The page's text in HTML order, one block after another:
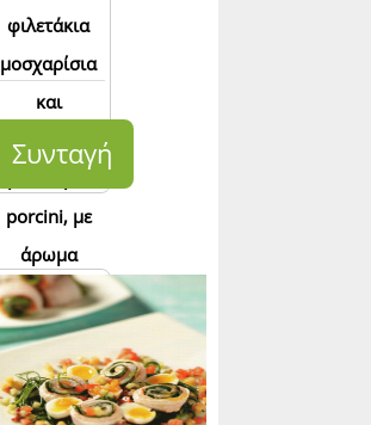
φιλετάκια
μοσχαρίσια
και
αποξηραμένα
μανιτάρια
porcini, με
άρωμα
τρούφας
Συνταγή